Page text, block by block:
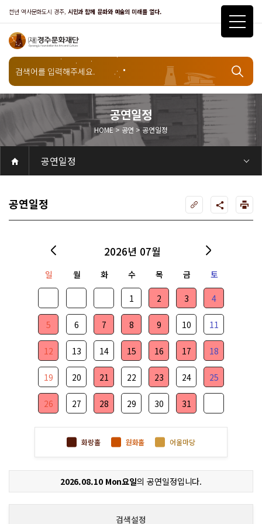
천년 역사문화도시 경주, 시민과 함께 문화와 예술의 미래를 열다.
공연일정
HOME > 공연 > 공연일정
공연
공연일정
공연
공연일정
객석안내
화랑홀
화랑홀 2층
화랑홀 3층
원화홀
티켓안내
티켓안내
티켓예매
티켓수령
할인규정
취소·환불규정
문화나눔티켓
공연예절·서비스
공연장 관람예절
공연장 편의서비스
전시
전시일정
현재전시
예정전시
지난전시
전시연계교육신청
알천미술관소장품
전시예절·서비스
미술관 관람예절
미술관 편의서비스
아카데미
교육일정
문화행사
행사일정
행사소개
경주 대릉원돌담길 축제
국제경주역사문화포럼
금속공예관
경주 e스포츠 페스티벌
돗자리피크닉
국제경주역사문화포럼
교촌문화공연 신라오기
신라문화제
국제뮤직페스티벌
경주문화관1918
교촌버스킹
지역예술인 지원사업
봉황대 뮤직스퀘어
경주국악여행
제야의 종 타종식
한수원아트페스티벌
한복문화주간
동아시아 문화도시
MyK FESTA in 경주
경주시 관광기념품 공모전
뉴스
갤러리
대관
대관공고·절차
경주예술의전당
경주문화관1918
대관운영조례
운영조례
경주예술의전당
운영규칙
공연장 및 부대시설
알천미술관
경주문화관1918
사용료
경주예술의전당
경주문화관1918
대관신청
경주예술의전당
경주문화관1918
시설소개
경주예술의전당
시설소개
공연장
화랑홀
원화홀
알천미술관
기타시설
경주문화관1918
시립예술단
시립극단
시립극단 소개
단원현황
시립합창단
시립합창단 소개
단원현황
시립신라고취대
시립신라고취대 소개
단원현황
연간일정
열린마당
공지사항
공지사항
입찰정보
채용정보
자료실
홍보·보도자료
서식·매뉴얼
웹진
Q&A
FAQ
가입 및 정보
공연
전시
아카데미
대관
기타
질문과답변
우수고객
회원안내 · 혜택
우수고객
경주문화재단
인사말
재단소개
비전전략
사업안내
연혁
재단CI
조직도
ESG 윤리·경영
ESG경영 선언문
인권경영선언문
임직원행동강령
문화서비스윤리헌장
통합신고센터
경영공시
경영목표 예산서 운영계획
결산서
임원 및 운영인력 현황 인건비 예산 집행현황
경영실적
외부기관 감사
기타공시
계약현황
기부금현황
업무추진비 복리후생비 내역
오시는길
경주예술의전당
경주문화관1918
신라금속공예관
공연일정
2026년 07월
화랑홀 원화홀 어울마당
일 월 화 수 목 금 토
1 2 3 4
5 6 7 8 9 10 11
12 13 14 15 16 17 18
19 20 21 22 23 24 25
26 27 28 29 30 31
2026.08.10 Mon요일의 공연일정입니다.